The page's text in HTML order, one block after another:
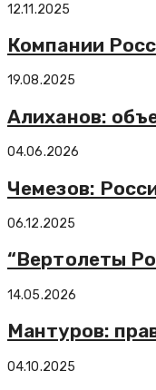
12.11.2025
Компании
19.08.2025
Алиханов:
04.06.2026
Чемезов:
06.12.2025
“Вертолеты
14.05.2026
Мантуров:
04.10.2025